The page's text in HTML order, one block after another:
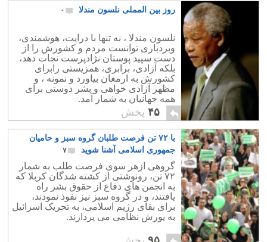
روز بین المملی نلسون مندلا ۰
نلسون مندلا ، نه تنها با درایت، هوشمندی،
وبردباری توانست مردم و کشورش را از
دست سپید پوستان نژادپرست نجات دهد،
بلکه آزادی، برابری، همزیستی رابرای
کشورش به ارمغان بیاورد و نمونه ، و
مظهر آزادی خواهی و بشر دوستی برای
همه جهانیان به شمار آمد.
۴۵ پخش
با ۷۲ تن فرصت طلبان گروه سبز و حامیان
جمهوری اسلامی آشنا شوید
۷
گروهی ازهر سوی فرصت طلب به شمار
۷۲ تن، رونوشتی از کشته شدگان کربلا که
به انجمن های دفاع از حقوق بشر راه
یافتند، و در گروه سبز نیز نفوذ نمودند،
برای بقای رژیم اسلامی، به تحریک اسرائیل
به یورش نظامی می پردازند.